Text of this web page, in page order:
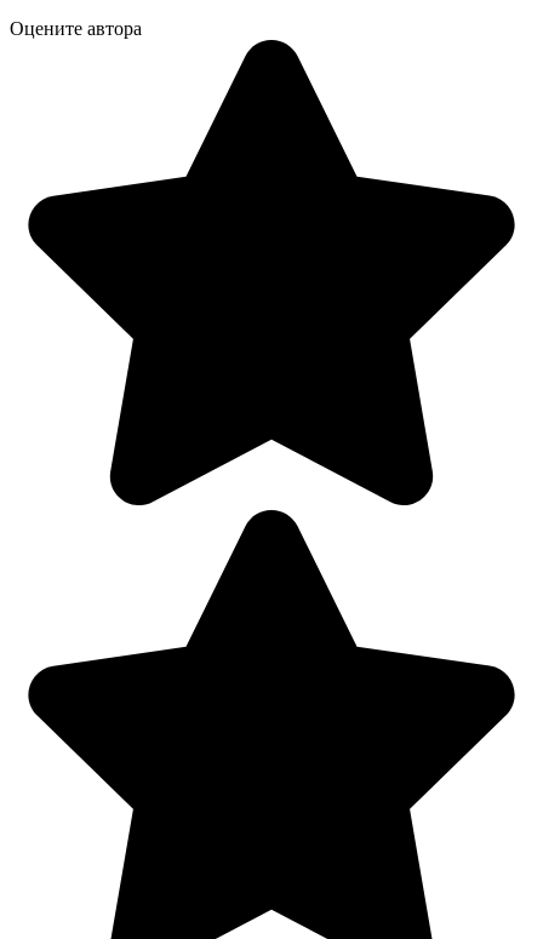
Оцените автора